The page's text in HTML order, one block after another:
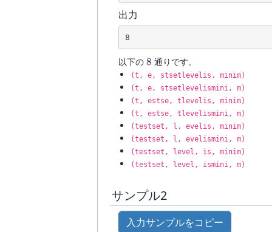
出力
以下の 8
8 通りです。
(t, e, stsetlevelis, minim)
(t, e, stsetlevelismini, m)
(t, estse, tlevelis, minim)
(t, estse, tlevelismini, m)
(testset, l, evelis, minim)
(testset, l, evelismini, m)
(testset, level, is, minim)
(testset, level, ismini, m)
サンプル2
入力サンプルをコピー